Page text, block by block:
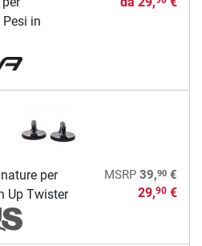
in
per
Up Twister
MSRP 39,90€
29,90€